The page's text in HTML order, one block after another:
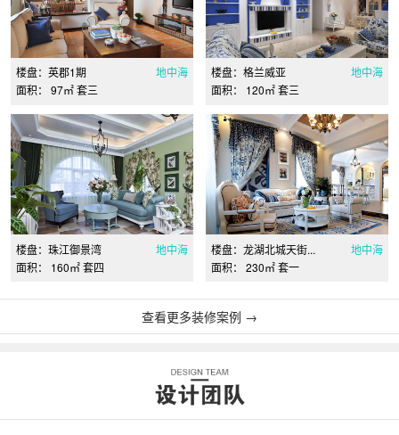
楼盘：英郡1期
地中海
面积： 97㎡ 套三
楼盘：格兰威亚
地中海
面积： 120㎡ 套三
楼盘：珠江御景湾
地中海
面积： 160㎡ 套四
楼盘：龙湖北城天街...
地中海
面积： 230㎡ 套一
查看更多装修案例 →